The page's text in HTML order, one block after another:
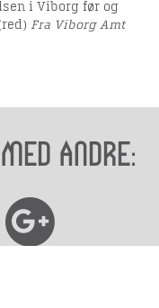
i Viborg før og
Fra Viborg Amt
andre: